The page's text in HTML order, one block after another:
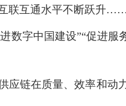
联互通水平不断跃升……
数字中国建设”“促进服
应链在质量、效率和动